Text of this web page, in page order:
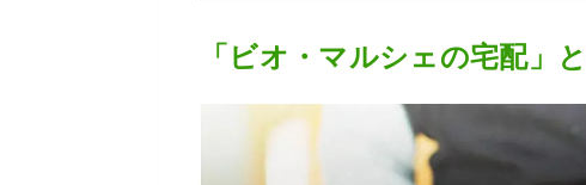
「ビオ・マルシェの宅配」